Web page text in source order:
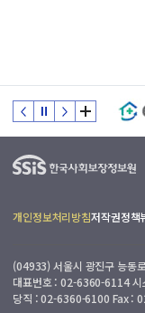
개인정보처리방침저작권정책
(04933) 서울시 광진구 능동
대표번호 : 02-6360-6114
당직 : 02-6360-6100 Fax :